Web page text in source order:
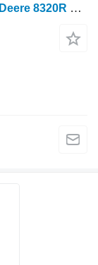
FLECHA R314670 Ritzelwelle für John Deere 8320R Radtraktor